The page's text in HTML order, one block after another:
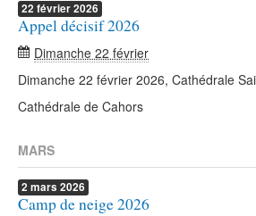
22 février2026
Appel décisif 2026
Dimanche 22 février
Dimanche 22 février 2026, Cathédrale
Cathédrale de Cahors
MARS
2 mars 2026
Camp de neige 2026